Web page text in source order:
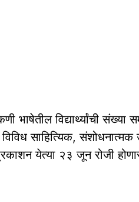
भाषेतील विद्यार्थ्यांची
साहित्यिक,
येत्या २३ जून रोजी